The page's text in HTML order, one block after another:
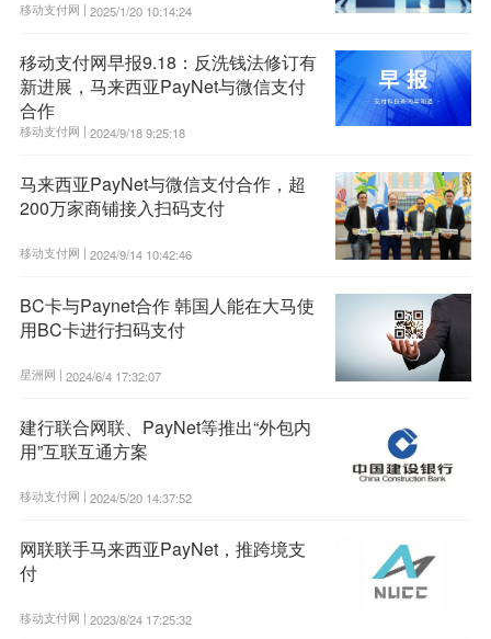
移动支付网 | 2025/1/20 10:14:24
移动支付网早报9.18：反洗钱法修订有
新进展，马来西亚PayNet与微信支付
合作
移动支付网 | 2024/9/18 9:25:18
马来西亚PayNet与微信支付合作，超
200万家商铺接入扫码支付
移动支付网 | 2024/9/14 10:42:46
BC卡与Paynet合作 韩国人能在大马使
用BC卡进行扫码支付
星洲网 | 2024/6/4 17:32:07
建行联合网联、PayNet等推出“外包内
用”互联互通方案
移动支付网 | 2024/5/20 14:37:52
网联联手马来西亚PayNet，推跨境支
付
移动支付网 | 2023/8/24 17:25:32